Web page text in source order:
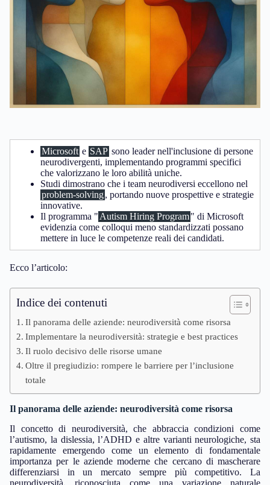
Microsoft e SAP sono leader nell'inclusione di persone
neurodivergenti, implementando programmi specifici
che valorizzano le loro abilità uniche.
Studi dimostrano che i team neurodiversi eccellono nel
problem-solving, portando nuove prospettive e strategie
innovative.
Il programma " Autism Hiring Program" di Microsoft
evidenzia come colloqui meno standardizzati possano
mettere in luce le competenze reali dei candidati.
Ecco l’articolo:
Indice dei contenuti
Il panorama delle aziende: neurodiversità come risorsa
Implementare la neurodiversità: strategie e best practices
Il ruolo decisivo delle risorse umane
Oltre il pregiudizio: rompere le barriere per l’inclusione
totale
Il panorama delle aziende: neurodiversità come risorsa
Il concetto di neurodiversità, che abbraccia condizioni come
l’autismo, la dislessia, l’ADHD e altre varianti neurologiche, sta
rapidamente emergendo come un elemento di fondamentale
importanza per le aziende moderne che cercano di mascherare
differenziarsi in un mercato sempre più competitivo. La
neurodiversità, riconosciuta come una variazione naturale